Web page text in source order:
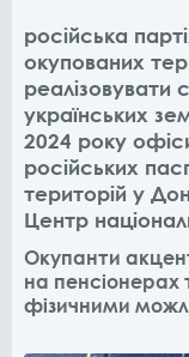
російська
окупованих
реалізовувати
українських
2024 року
російських
територій у
Центр
Окупанти
на
фізичними